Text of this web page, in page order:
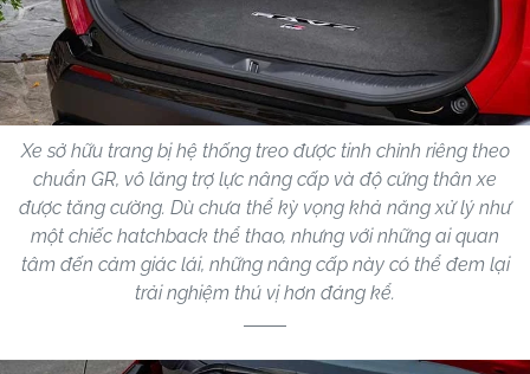
Xe sở hữu trang bị hệ thống treo được tinh chỉnh riêng theo
chuẩn GR, vô lăng trợ lực nâng cấp và độ cứng thân xe
được tăng cường. Dù chưa thể kỳ vọng khả năng xử lý như
một chiếc hatchback thể thao, nhưng với những ai quan
tâm đến cảm giác lái, những nâng cấp này có thể đem lại
trải nghiệm thú vị hơn đáng kể.